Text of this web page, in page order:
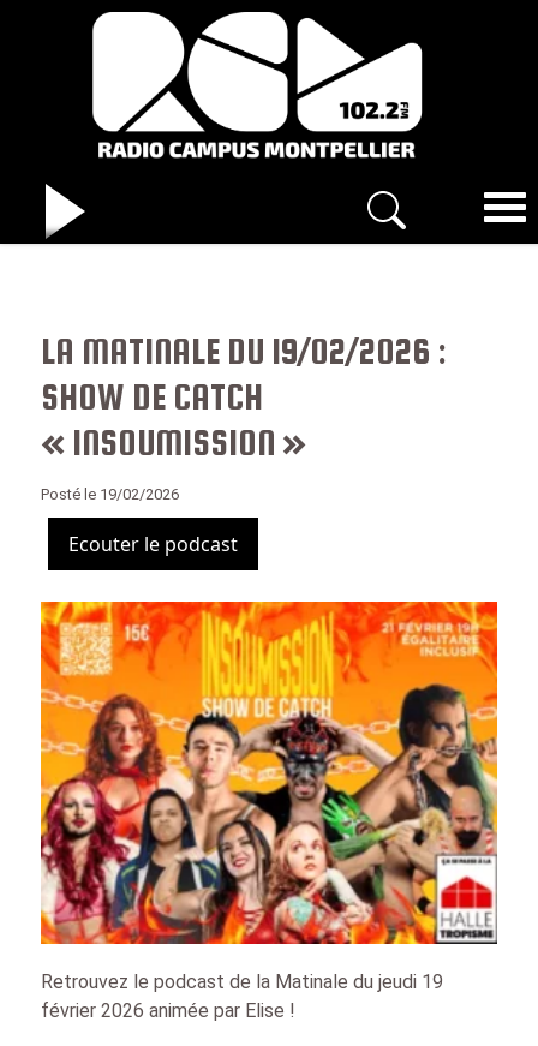
LA MATINALE DU 19/02/2026 :
SHOW DE CATCH
« INSOUMISSION »
Posté le 19/02/2026
Ecouter le podcast
Retrouvez le podcast de la Matinale du jeudi 19
février 2026 animée par Elise !